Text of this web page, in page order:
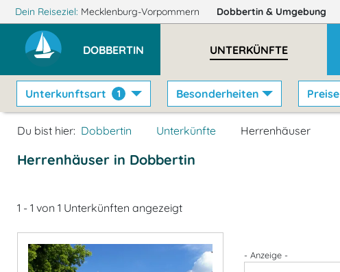
Dein Reiseziel: Mecklenburg-Vorpommern Dobbertin & Umgebung
DOBBERTIN UNTERKÜNFTE
Unterkunftsart 1 Besonderheiten Preise
Du bist hier: Dobbertin Unterkünfte Herrenhäuser
Herrenhäuser in Dobbertin
1 - 1 von 1 Unterkünften angezeigt
- Anzeige -